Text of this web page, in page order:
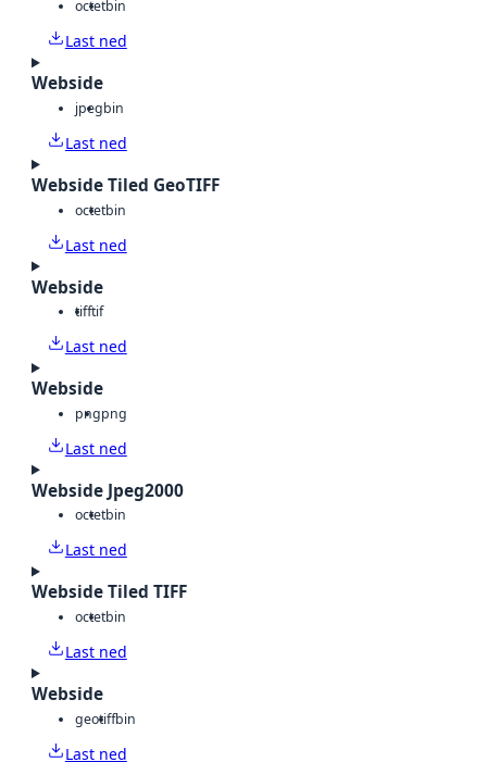
octetbin
Last ned
Webside
jpegbin
Last ned
Webside Tiled GeoTIFF
octetbin
Last ned
Webside
tifftif
Last ned
Webside
pngpng
Last ned
Webside Jpeg2000
octetbin
Last ned
Webside Tiled TIFF
octetbin
Last ned
Webside
geotiffbin
Last ned